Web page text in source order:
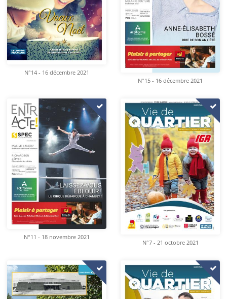
N°14 - 16 décembre 2021
N°15 - 16 décembre 2021
N°11 - 18 novembre 2021
N°7 - 21 octobre 2021